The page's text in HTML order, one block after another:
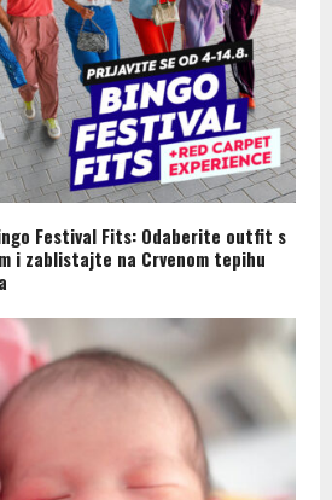
Festival Fits: Odaberite outfit s
i zablistajte na Crvenom tepihu